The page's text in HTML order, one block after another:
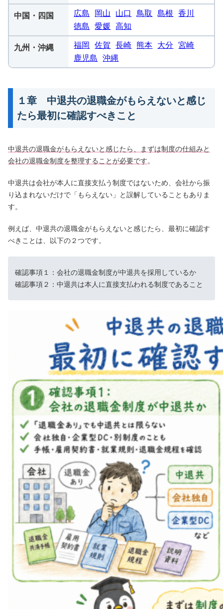
中国・四国 広島 岡山 山口 鳥取 島根
香川
徳島
愛媛 高知
九州・沖縄 福岡 佐賀 長崎 熊本 大分
宮崎
鹿児島
沖縄
１章 中退共の退職金がもらえないと感じ
たら最初に確認すべきこと
中退共の退職金がもらえないと感じたら、まずは制度の仕組みと
会社の退職金制度を整理することが必要です。
中退共は会社が本人に直接支払う制度ではないため、会社から振
り込まれないだけで「もらえない」と誤解していることもありま
す。
例えば、中退共の退職金がもらえないと感じたら、最初に確認す
べきことは、以下の２つです。
確認事項１：会社の退職金制度が中退共を採用しているか
確認事項２：中退共は本人に直接支払われる制度であること